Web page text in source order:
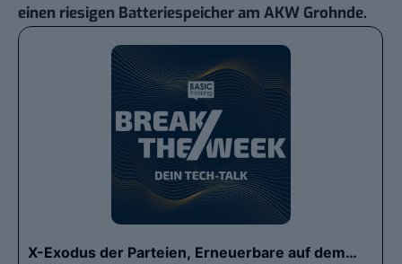
einen riesigen Batteriespeicher am AKW Grohnde.